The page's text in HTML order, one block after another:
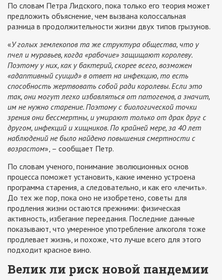
По словам Петра Лидского, пока только его теория может
предложить объяснение, чем вызвана колоссальная
разница в продолжительности жизни двух типов грызунов.
«У голых землекопов та же структура общества, что у
пчел и муравьев, когда «рабочие» защищают королеву.
Поэтому у них, как у бактерий, скорее всего, возможен
«адаптивный суицид» в ответ на инфекцию, то есть
способность жертвовать собой ради королевы. Если это
так, они могут легко избавляться от патогенов, а значит,
им не нужно старение. Поэтому с биологической точки
зрения они бессмертны, и умирают только от драк друг с
другом, инфекций и хищников. По крайней мере, за 40 лет
наблюдений не было найдено повышения смертности с
возрастом», – сообщает Петр.
По словам ученого, понимание эволюционных основ
процесса поможет установить, какие именно устроена
программа старения, а следовательно, и как его «лечить».
До тех же пор, пока оно не изобретено, советы для
продления жизни остаются прежними: физическая
активность, избегание переедания. Последние данные
показывают, что умеренное употребление алкоголя тоже
продлевает жизнь, и похоже, что лучше всего для этого
подходит красное вино.
Велик ли риск новой пандемии